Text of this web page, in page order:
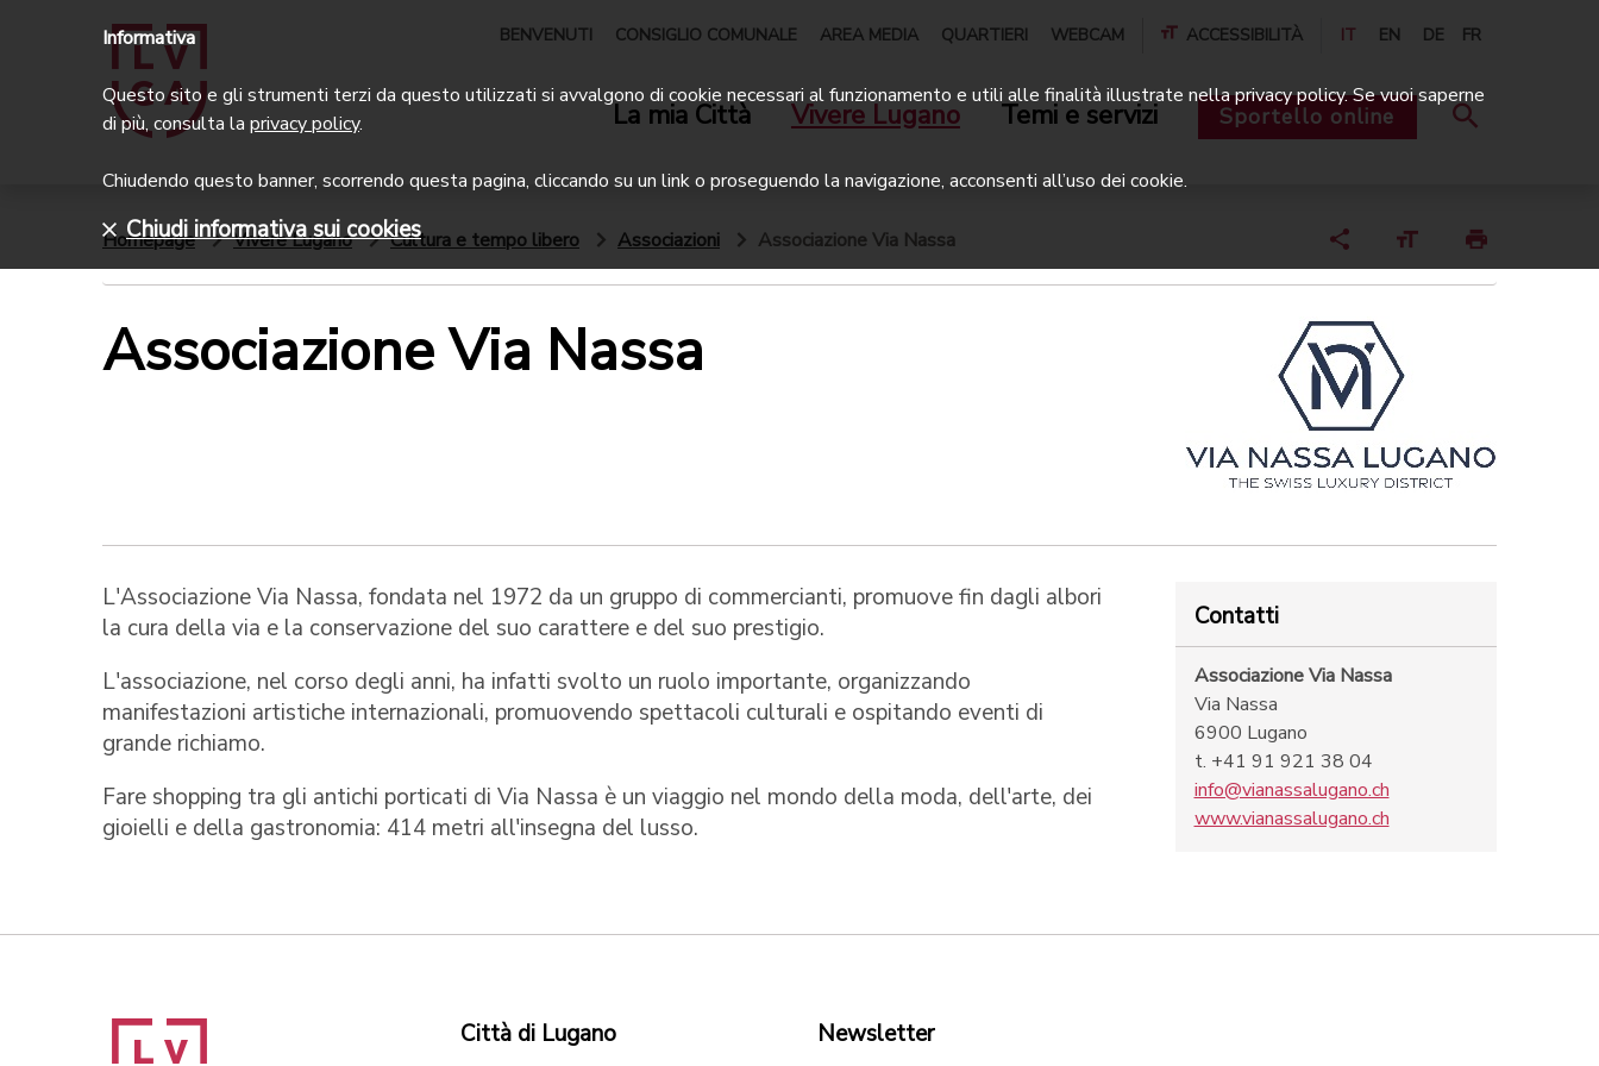
BENVENUTI CONSIGLIO COMUNALE AREA MEDIA QUARTIERI WEBCAM ACCESSIBILITÀ IT EN DE FR
La mia Città Vivere Lugano Temi e servizi Sportello online
Homepage Vivere Lugano Cultura e tempo libero Associazioni Associazione Via Nassa
Associazione Via Nassa
L'Associazione Via Nassa, fondata nel 1972 da un gruppo di commercianti, promuove fin dagli albori
la cura della via e la conservazione del suo carattere e del suo prestigio.
L'associazione, nel corso degli anni, ha infatti svolto un ruolo importante, organizzando
manifestazioni artistiche internazionali, promuovendo spettacoli culturali e ospitando eventi di
grande richiamo.
Fare shopping tra gli antichi porticati di Via Nassa è un viaggio nel mondo della moda, dell'arte, dei
gioielli e della gastronomia: 414 metri all'insegna del lusso.
Contatti
Associazione Via Nassa
Via Nassa
6900 Lugano
t. +41 91 921 38 04
info@vianassalugano.ch
www.vianassalugano.ch
Città di Lugano Newsletter
Informativa
Questo sito e gli strumenti terzi da questo utilizzati si avvalgono di cookie necessari al funzionamento e utili alle finalità illustrate nella privacy policy. Se vuoi saperne
di più, consulta la privacy policy.
Chiudendo questo banner, scorrendo questa pagina, cliccando su un link o proseguendo la navigazione, acconsenti all’uso dei cookie.
Chiudi informativa sui cookies